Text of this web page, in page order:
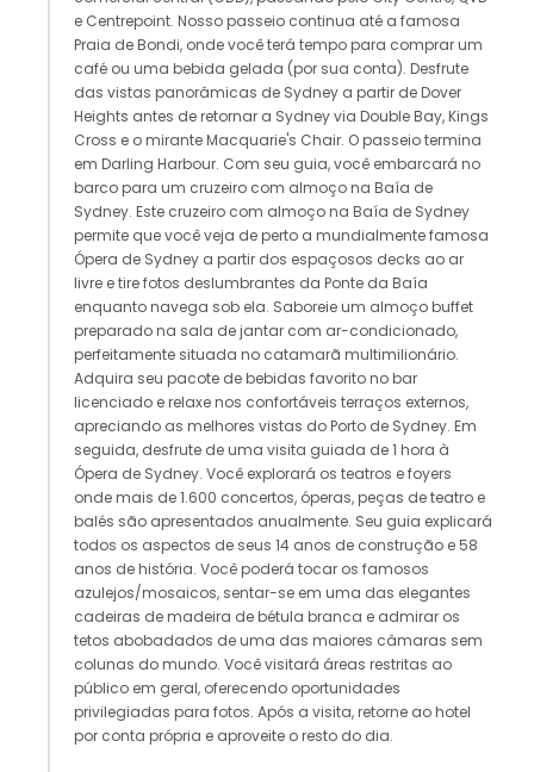
e Centrepoint. Nosso passeio continua até a famosa
Praia de Bondi, onde você terá tempo para comprar um
café ou uma bebida gelada (por sua conta). Desfrute
das vistas panorâmicas de Sydney a partir de Dover
Heights antes de retornar a Sydney via Double Bay, Kings
Cross e o mirante Macquarie's Chair. O passeio termina
em Darling Harbour. Com seu guia, você embarcará no
barco para um cruzeiro com almoço na Baía de
Sydney. Este cruzeiro com almoço na Baía de Sydney
permite que você veja de perto a mundialmente famosa
Ópera de Sydney a partir dos espaçosos decks ao ar
livre e tire fotos deslumbrantes da Ponte da Baía
enquanto navega sob ela. Saboreie um almoço buffet
preparado na sala de jantar com ar-condicionado,
perfeitamente situada no catamarã multimilionário.
Adquira seu pacote de bebidas favorito no bar
licenciado e relaxe nos confortáveis ​​terraços externos,
apreciando as melhores vistas do Porto de Sydney. Em
seguida, desfrute de uma visita guiada de 1 hora à
Ópera de Sydney. Você explorará os teatros e foyers
onde mais de 1.600 concertos, óperas, peças de teatro e
balés são apresentados anualmente. Seu guia explicará
todos os aspectos de seus 14 anos de construção e 58
anos de história. Você poderá tocar os famosos
azulejos/mosaicos, sentar-se em uma das elegantes
cadeiras de madeira de bétula branca e admirar os
tetos abobadados de uma das maiores câmaras sem
colunas do mundo. Você visitará áreas restritas ao
público em geral, oferecendo oportunidades
privilegiadas para fotos. Após a visita, retorne ao hotel
por conta própria e aproveite o resto do dia.